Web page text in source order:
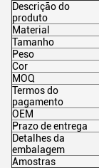
Descrição do
produto
Material
Tamanho
Peso
Cor
MOQ
Termos do
pagamento
OEM
Prazo de entrega
Detalhes da
embalagem
Amostras